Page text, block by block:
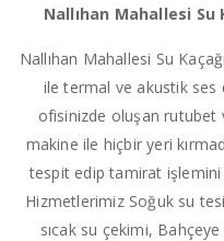
Nallıhan Mahallesi Su
Nallıhan Mahallesi Su
ile termal ve akustik ses
ofisinizde oluşan rutubet
makine ile hiçbir yeri
tespit edip tamirat işlemini
Hizmetlerimiz Soğuk su
sıcak su çekimi,